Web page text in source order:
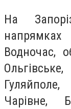
На
Водночас,
Гуляйполе,
Чарівне,